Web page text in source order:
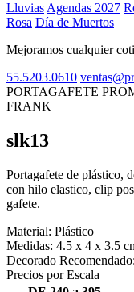
Lluvias Agendas 2027
Rosa Día de Muertos
Mejoramos cualquier
55.5203.0610
PORTAGAFETE
FRANK
slk13
Portagafete de plástico,
con hilo elastico, clip
gafete.
Material: Plástico
Medidas: 4.5 x 4 x 3.5
Decorado Recomendado:
Precios por Escala